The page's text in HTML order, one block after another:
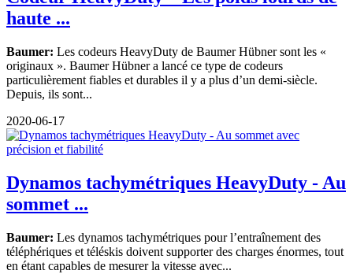
haute ...
Baumer: Les codeurs HeavyDuty de Baumer Hübner sont les «
originaux ». Baumer Hübner a lancé ce type de codeurs
particulièrement fiables et durables il y a plus d’un demi-siècle.
Depuis, ils sont...
2020-06-17
Dynamos tachymétriques HeavyDuty - Au
sommet ...
Baumer: Les dynamos tachymétriques pour l’entraînement des
téléphériques et téléskis doivent supporter des charges énormes, tout
en étant capables de mesurer la vitesse avec...